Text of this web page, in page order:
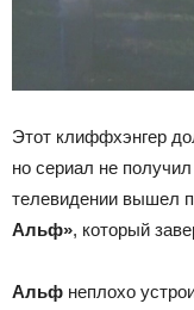
Этот клиффхэнгер
но сериал не
телевидении вышел
Альф», который
Альф неплохо